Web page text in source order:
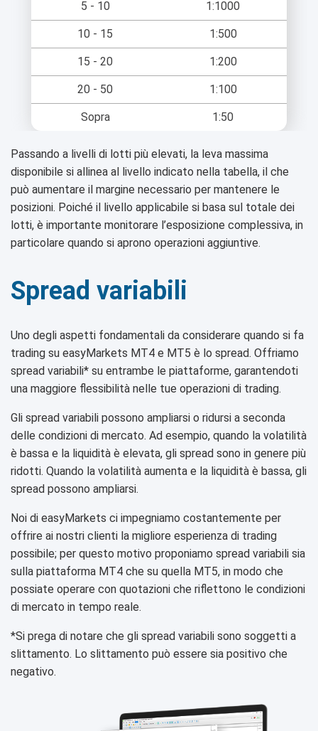
5 - 10 1:1000
10 - 15 1:500
15 - 20 1:200
20 - 50 1:100
Sopra 1:50
Passando a livelli di lotti più elevati, la leva massima
disponibile si allinea al livello indicato nella tabella, il che
può aumentare il margine necessario per mantenere le
posizioni. Poiché il livello applicabile si basa sul totale dei
lotti, è importante monitorare l’esposizione complessiva, in
particolare quando si aprono operazioni aggiuntive.
Spread variabili
Uno degli aspetti fondamentali da considerare quando si fa
trading su easyMarkets MT4 e MT5 è lo spread. Offriamo
spread variabili* su entrambe le piattaforme, garantendoti
una maggiore flessibilità nelle tue operazioni di trading.
Gli spread variabili possono ampliarsi o ridursi a seconda
delle condizioni di mercato. Ad esempio, quando la volatilità
è bassa e la liquidità è elevata, gli spread sono in genere più
ridotti. Quando la volatilità aumenta e la liquidità è bassa, gli
spread possono ampliarsi.
Noi di easyMarkets ci impegniamo costantemente per
offrire ai nostri clienti la migliore esperienza di trading
possibile; per questo motivo proponiamo spread variabili sia
sulla piattaforma MT4 che su quella MT5, in modo che
possiate operare con quotazioni che riflettono le condizioni
di mercato in tempo reale.
*Si prega di notare che gli spread variabili sono soggetti a
slittamento. Lo slittamento può essere sia positivo che
negativo.